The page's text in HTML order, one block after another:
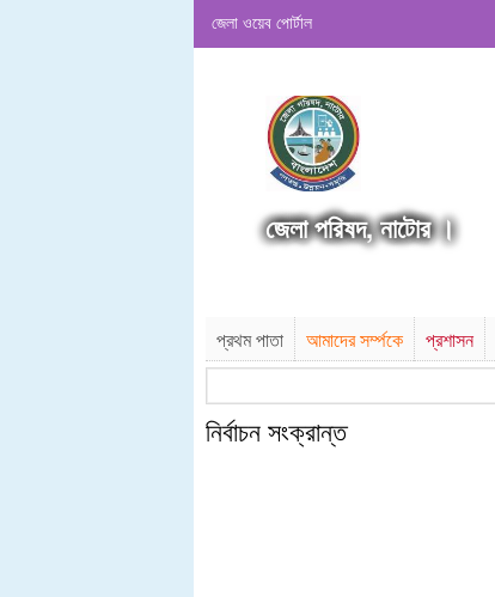
জেলা ওয়েব পোর্টাল
জেলা পরিষদ, নাটোর ।
প্রথম পাতা আমাদের সর্ম্পকে প্রশাসন
নির্বাচন সংক্রান্ত